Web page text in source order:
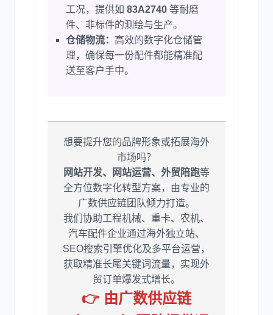
工况，提供如 83A2740 等耐磨
件、非标件的测绘与生产。
仓储物流： 高效的数字化仓储管
理，确保每一份配件都能精准配
送至客户手中。
想要提升您的品牌形象或拓展海外
市场吗？
网站开发、网站运营、外贸陪跑等
全方位数字化转型方案，由专业的
广数供应链团队倾力打造。
我们协助工程机械、重卡、农机、
汽车配件企业通过海外独立站、
SEO搜索引擎优化及多平台运营，
获取精准长尾关键词流量，实现外
贸订单爆发式增长。
👉 由广数供应链